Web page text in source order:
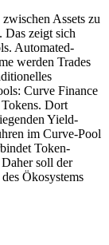
Assets zu
Das zeigt sich
Automated-
werden Trades
Curve Finance
Dort
Yield-
im Curve-Pool
Token-
soll der
Ökosystems